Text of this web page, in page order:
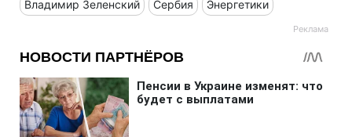
Владимир Зеленский Сербия Энергетики